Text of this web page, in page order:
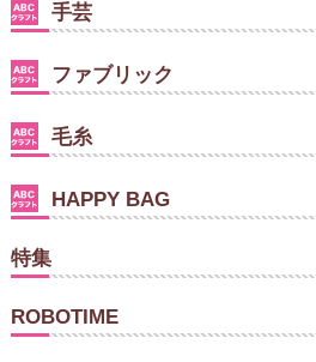
手芸
ファブリック
毛糸
HAPPY BAG
特集
ROBOTIME